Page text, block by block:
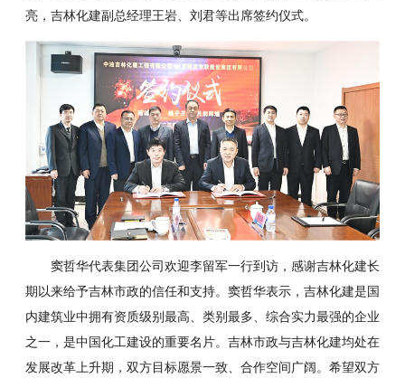
亮，吉林化建副总经理王岩、刘君等出席签约仪式。
窦哲华代表集团公司欢迎李留军一行到访，感谢吉林化建长
期以来给予吉林市政的信任和支持。窦哲华表示，吉林化建是国
内建筑业中拥有资质级别最高、类别最多、综合实力最强的企业
之一，是中国化工建设的重要名片。吉林市政与吉林化建均处在
发展改革上升期，双方目标愿景一致、合作空间广阔。希望双方